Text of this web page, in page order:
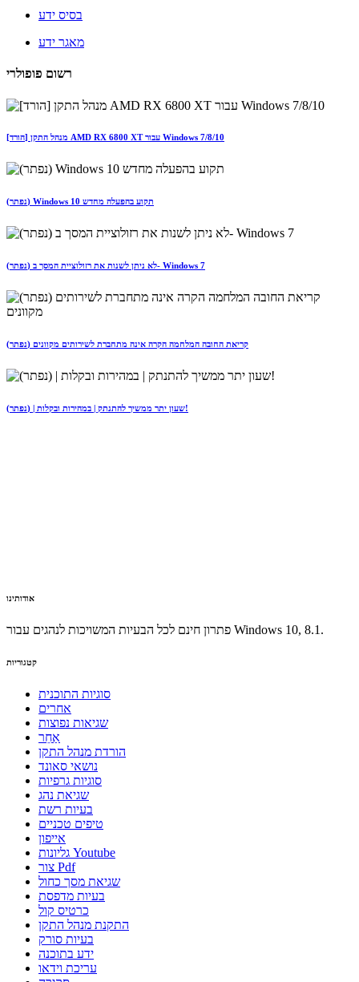
בסיס ידע
מאגר ידע
רשום פופולרי
[הורד] מנהל התקן AMD RX 6800 XT עבור Windows 7/8/10
(נפתר) Windows 10 תקוע בהפעלה מחדש
(נפתר) לא ניתן לשנות את רזולוציית המסך ב- Windows 7
(נפתר) קריאת החובה המלחמה הקרה אינה מתחברת לשירותים מקוונים
(נפתר) | שעון יתר ממשיך להתנתק | במהירות ובקלות!
אודותינו
פתרון חינם לכל הבעיות המשויכות לנהגים עבור Windows 10, 8.1.
קטגוריות
סוגיות התוכנית
אחרים
שגיאות נפוצות
אַחֵר
הורדת מנהל התקן
נושאי סאונד
סוגיות גרפיות
שגיאת נהג
בעיות רשת
טיפים טכניים
אייפון
גליונות Youtube
צור Pdf
שגיאת מסך כחול
בעיות מדפסת
כרטיס קול
התקנת מנהל התקן
בעיות סורק
ידע בתוכנה
עריכת וידאו